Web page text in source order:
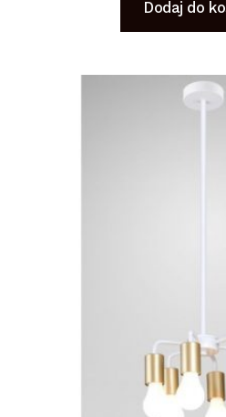
Dodaj do